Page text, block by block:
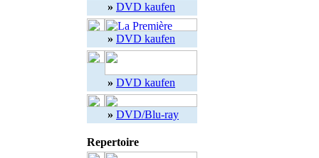
» DVD kaufen
» DVD kaufen
» DVD kaufen
» DVD/Blu-ray
Repertoire